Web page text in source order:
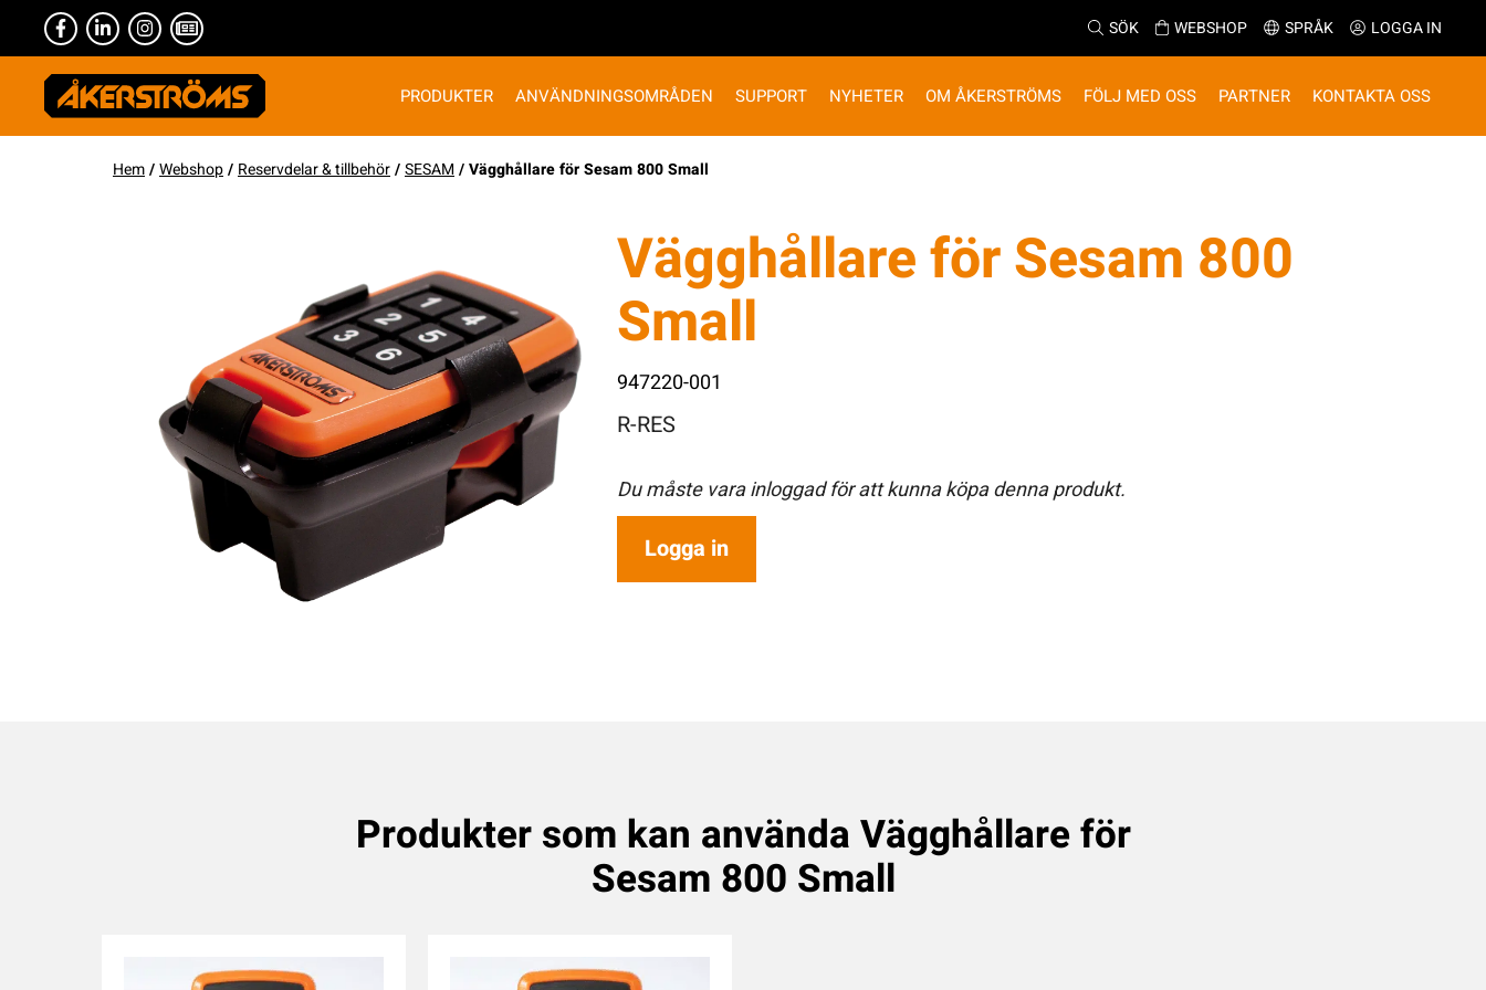
SÖK WEBSHOP SPRÅK LOGGA IN
PRODUKTER ANVÄNDNINGSOMRÅDEN SUPPORT NYHETER OM ÅKERSTRÖMS FÖLJ MED OSS PARTNER KONTAKTA OSS
Hem/Webshop/ Reservdelar & tillbehör/SESAM / Vägghållare för Sesam 800 Small
Vägghållare för Sesam 800
Small
947220-001
R-RES
Du måste vara inloggad för att kunna köpa denna produkt.
Logga in
Produkter som kan använda Vägghållare för
Sesam 800 Small